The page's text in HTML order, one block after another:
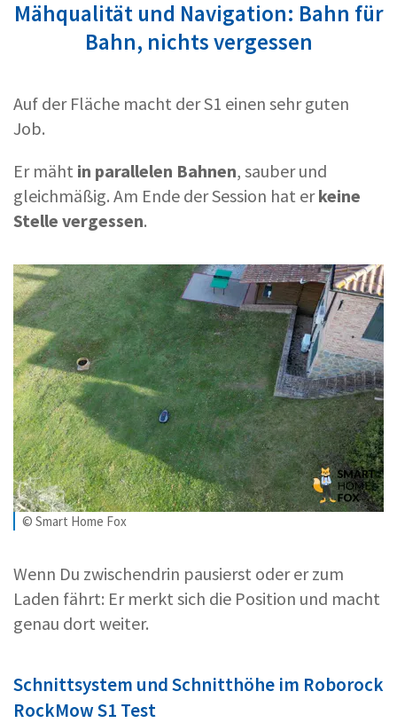
Mähqualität und Navigation: Bahn für
Bahn, nichts vergessen
Auf der Fläche macht der S1 einen sehr guten
Job.
Er mäht in parallelen Bahnen, sauber und
gleichmäßig. Am Ende der Session hat erkeine
Stelle vergessen.
© Smart Home Fox
Wenn Du zwischendrin pausierst oder er zum
Laden fährt: Er merkt sich die Position und macht
genau dort weiter.
Schnittsystem und Schnitthöhe im Roborock
RockMow S1 Test